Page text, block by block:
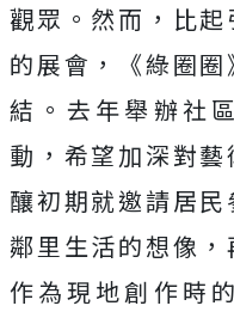
觀眾。然而，比
的展會，《綠圈
結。去年舉辦社
動，希望加深對
釀初期就邀請居
鄰里生活的想像，
作為現地創作時